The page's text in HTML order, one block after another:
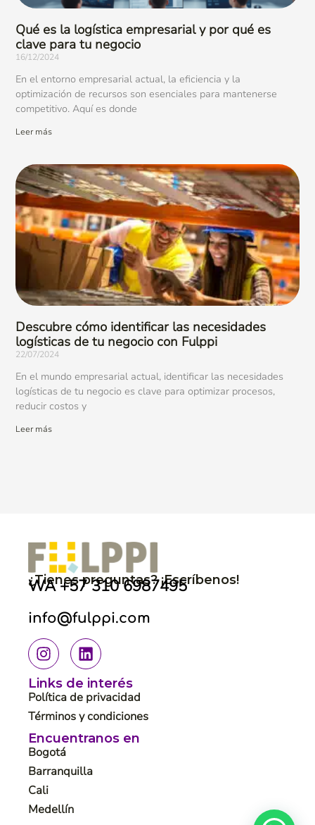
Qué es la logística empresarial y por qué es
clave para tu negocio
16/12/2024
En el entorno empresarial actual, la eficiencia y la
optimización de recursos son esenciales para mantenerse
competitivo. Aquí es donde
Leer más
Descubre cómo identificar las necesidades
logísticas de tu negocio con Fulppi
22/07/2024
En el mundo empresarial actual, identificar las necesidades
logísticas de tu negocio es clave para optimizar procesos,
reducir costos y
Leer más
¿Tienes preguntas? ¡Escríbenos!
WA+57 310 6987495
info@fulppi.com
Links de interés
Política de privacidad
Términos y condiciones
Encuentranos en
Bogotá
Barranquilla
Cali
Medellín